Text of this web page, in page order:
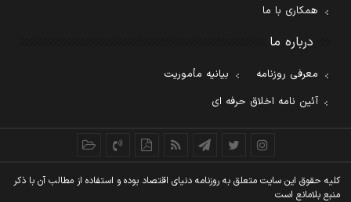
همکاری با ما
درباره ما
معرفی روزنامه
بیانیه مأموریت
آئین نامه اخلاق حرفه ای
کليه حقوق اين سايت متعلق به روزنامه دنيای اقتصاد بوده و استفاده از مطالب آن با ذکر
منبع بلامانع است